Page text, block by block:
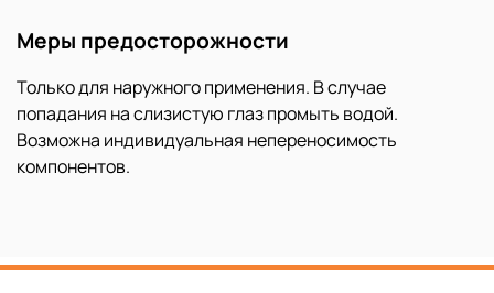
Меры предосторожности
Только для наружного применения. В случае
попадания на слизистую глаз промыть водой.
Возможна индивидуальная непереносимость
компонентов.